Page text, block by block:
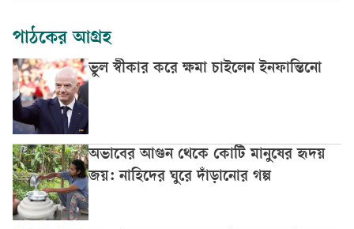
পাঠকের আগ্রহ
ভুল স্বীকার করে ক্ষমা চাইলেন ইনফান্তিনো
অভাবের আগুন থেকে কোটি মানুষের হৃদয়
জয়: নাহিদের ঘুরে দাঁড়ানোর গল্প